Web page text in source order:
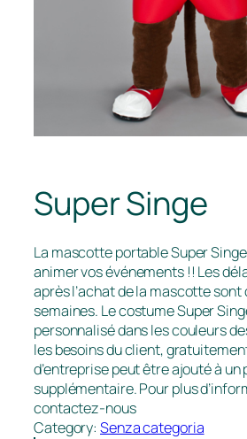
Super Singe
La mascotte portable Super
animer vos événements !! Les
après l’achat de la mascotte sont
semaines. Le costume Super
personnalisé dans les couleurs
les besoins du client,
d’entreprise peut être ajouté à un
supplémentaire. Pour plus
contactez-nous
Category:Senza categoria